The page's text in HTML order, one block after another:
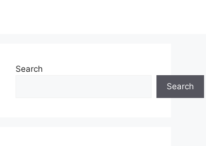
Search
Search